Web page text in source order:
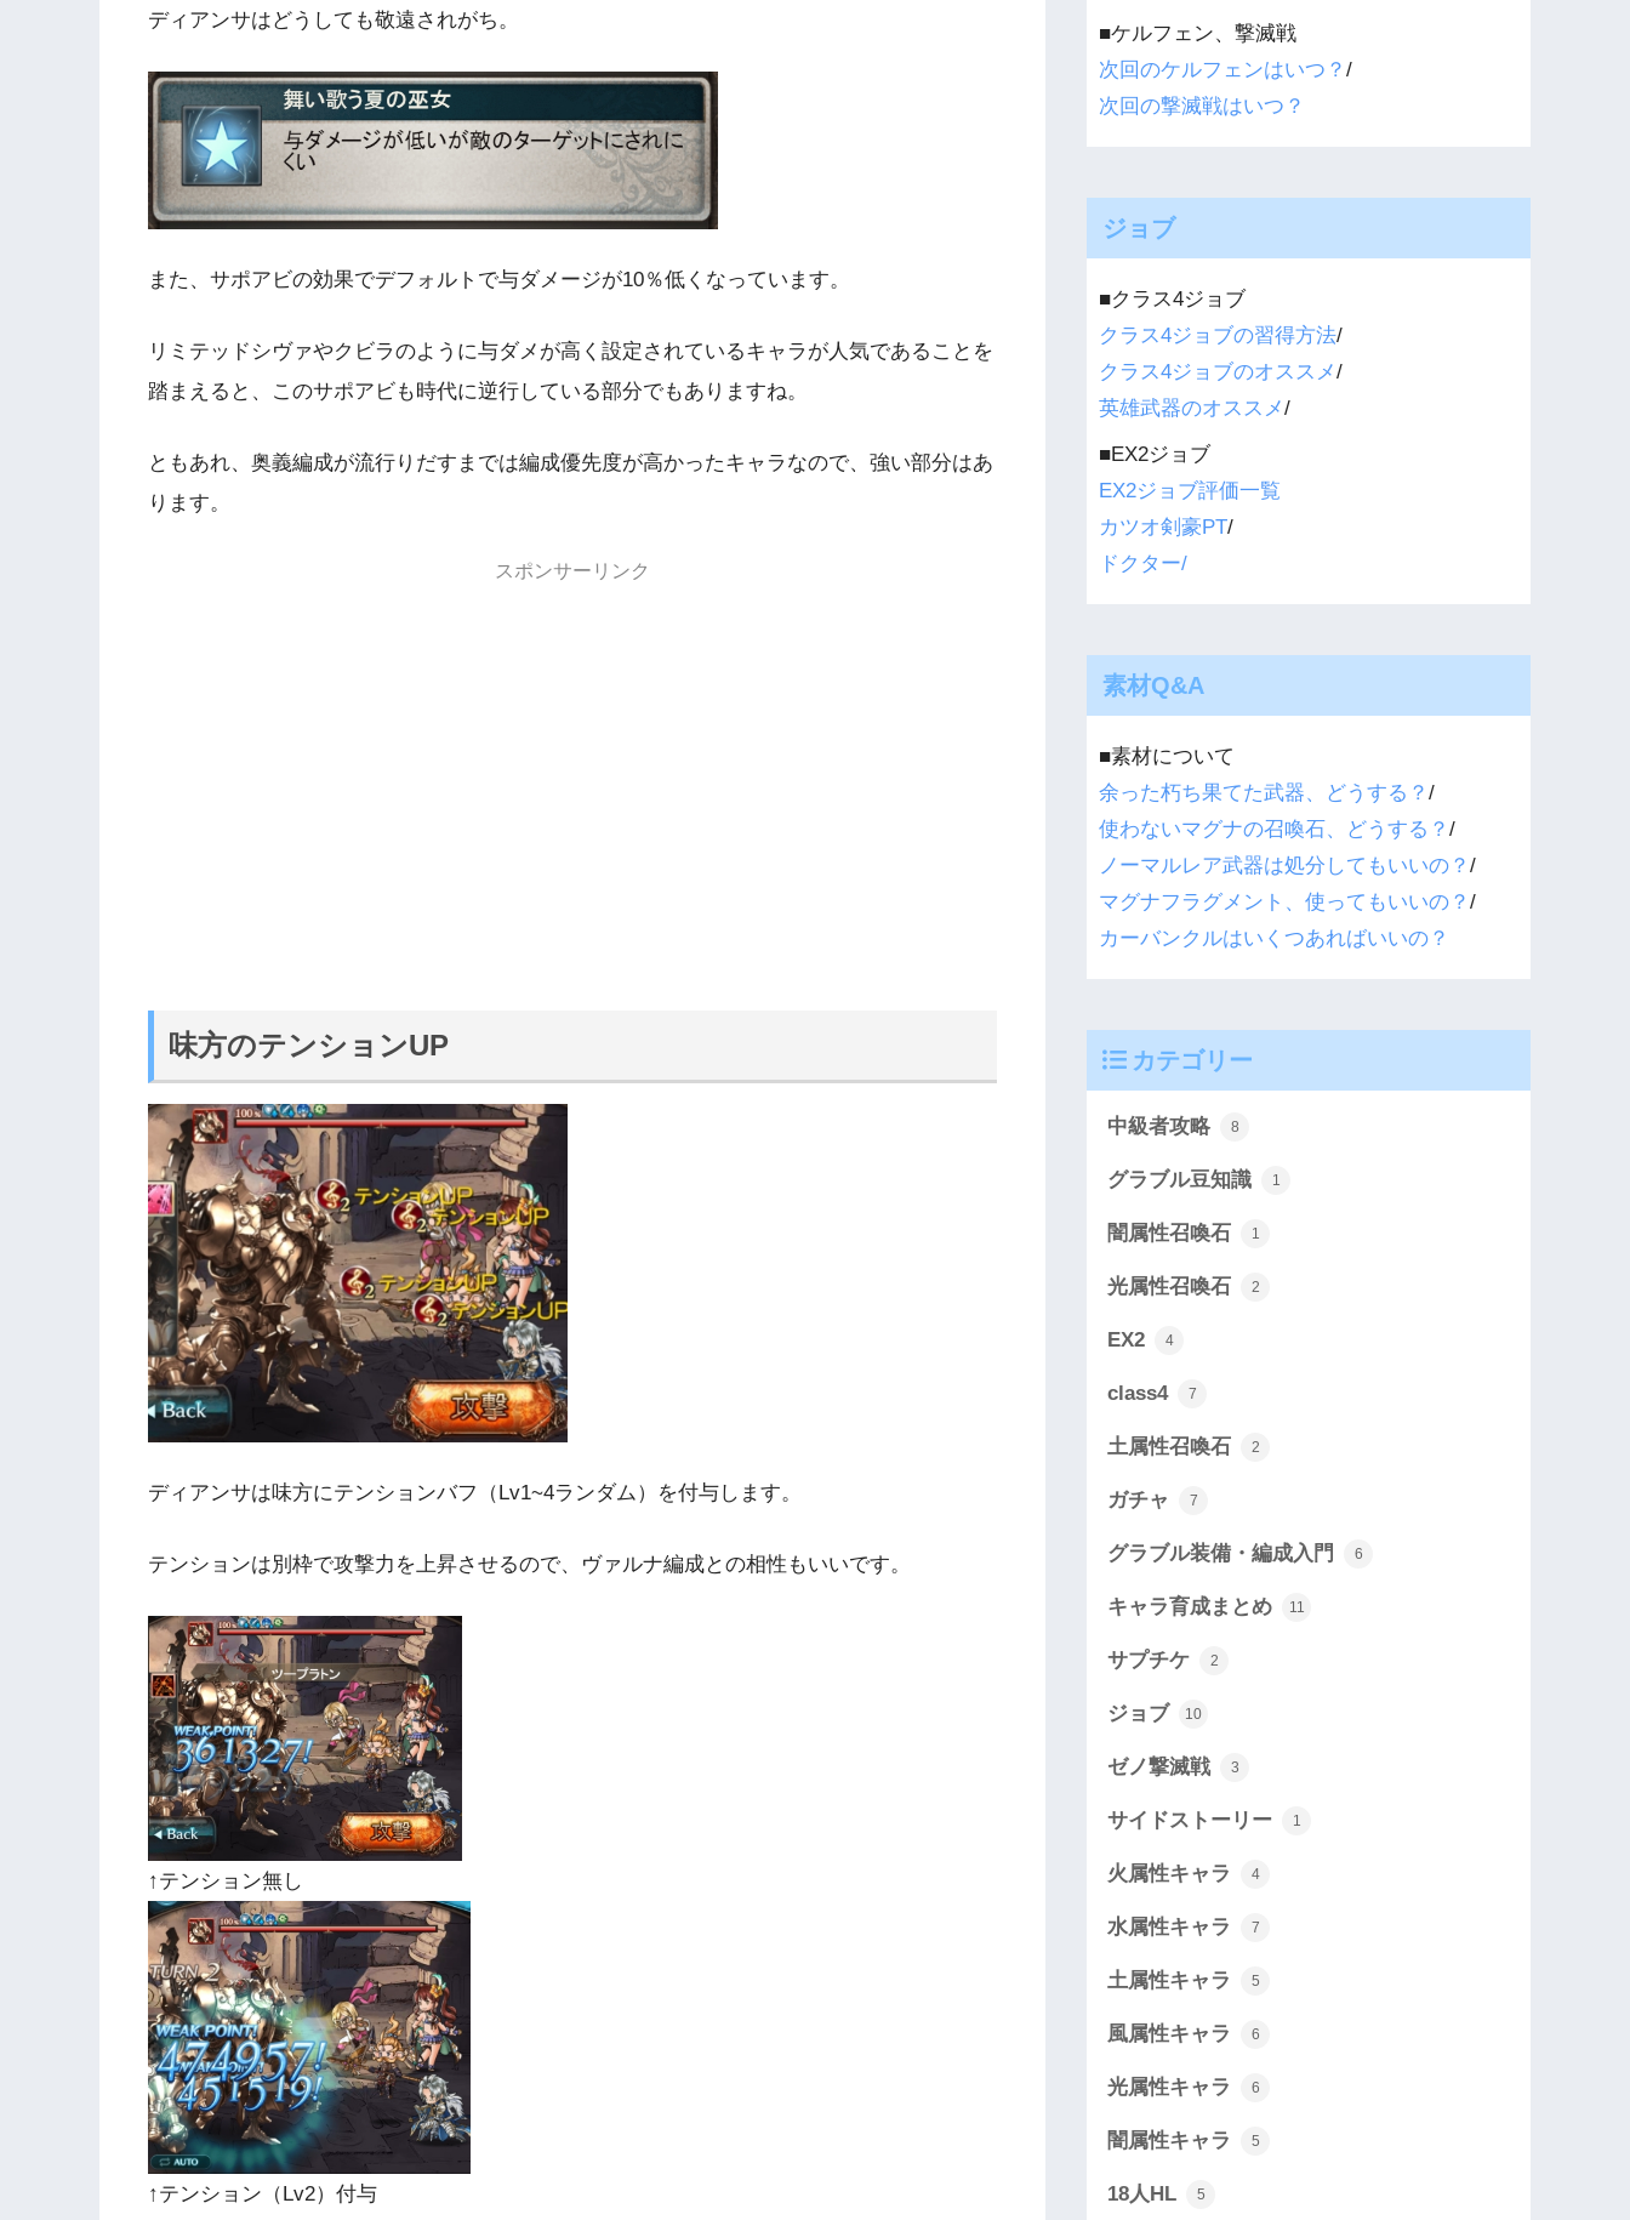
ディアンサはどうしても敬遠されがち。
また、サポアビの効果でデフォルトで与ダメージが10％低くなっています。
リミテッドシヴァやクビラのように与ダメが高く設定されているキャラが人気であることを
踏まえると、このサポアビも時代に逆行している部分でもありますね。
ともあれ、奥義編成が流行りだすまでは編成優先度が高かったキャラなので、強い部分はあ
ります。
スポンサーリンク
味方のテンションUP
ディアンサは味方にテンションバフ（Lv1~4ランダム）を付与します。
テンションは別枠で攻撃力を上昇させるので、ヴァルナ編成との相性もいいです。
↑テンション無し
↑テンション（Lv2）付与
■ケルフェン、撃滅戦
次回のケルフェンはいつ？/
次回の撃滅戦はいつ？
ジョブ
■クラス4ジョブ
クラス4ジョブの習得方法/
クラス4ジョブのオススメ/
英雄武器のオススメ/
■EX2ジョブ
EX2ジョブ評価一覧
カツオ剣豪PT/
ドクター/
素材Q&A
■素材について
余った朽ち果てた武器、どうする？/
使わないマグナの召喚石、どうする？/
ノーマルレア武器は処分してもいいの？/
マグナフラグメント、使ってもいいの？/
カーバンクルはいくつあればいいの？
カテゴリー
中級者攻略 8
グラブル豆知識 1
闇属性召喚石 1
光属性召喚石 2
EX2 4
class4 7
土属性召喚石 2
ガチャ 7
グラブル装備・編成入門 6
キャラ育成まとめ 11
サプチケ 2
ジョブ 10
ゼノ撃滅戦 3
サイドストーリー 1
火属性キャラ 4
水属性キャラ 7
土属性キャラ 5
風属性キャラ 6
光属性キャラ 6
闇属性キャラ 5
18人HL 5